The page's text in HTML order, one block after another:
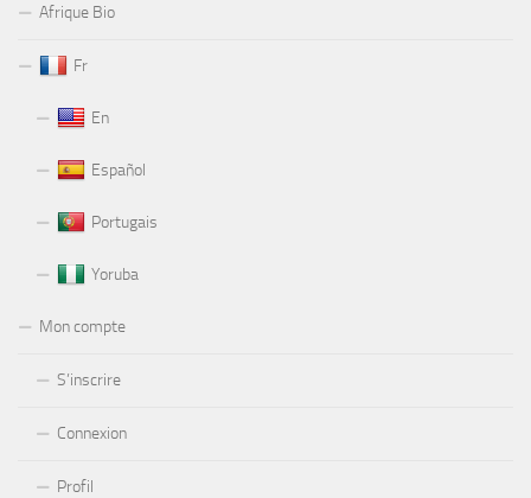
Afrique Bio
Fr
En
Español
Portugais
Yoruba
Mon compte
S’inscrire
Connexion
Profil